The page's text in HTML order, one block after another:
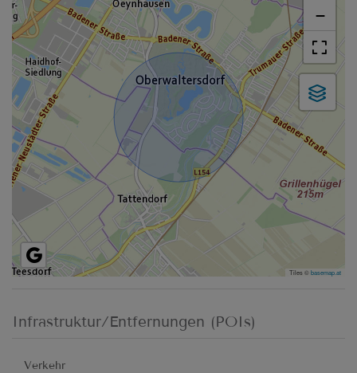
−
Tiles ©basemap.at
Infrastruktur/Entfernungen (POIs)
Verkehr